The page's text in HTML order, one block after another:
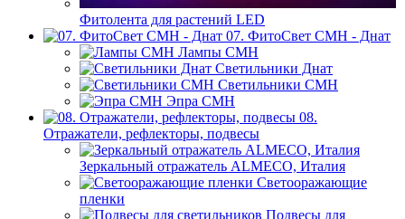
Фитолента для растений LED
07. ФитоСвет CMH - Днат
Лампы СМН
Светильники Днат
Светильники СМН
Эпра СМН
08.
Отражатели, рефлекторы, подвесы
Зеркальный отражатель ALMECO, Италия
Светооражающие
пленки
Подвесы для